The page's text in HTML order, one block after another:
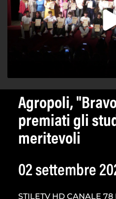
Agropoli,
premiati gli
meritevoli
02 settembre
STILETV HD CANALE 78